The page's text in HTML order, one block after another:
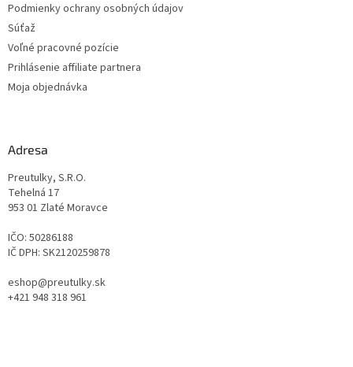
Podmienky ochrany osobných údajov
Súťaž
Voľné pracovné pozície
Prihlásenie affiliate partnera
Moja objednávka
Adresa
Preutulky, S.R.O.
Tehelná 17
953 01 Zlaté Moravce
IČO: 50286188
IČ DPH: SK2120259878
eshop@preutulky.sk
+421 948 318 961